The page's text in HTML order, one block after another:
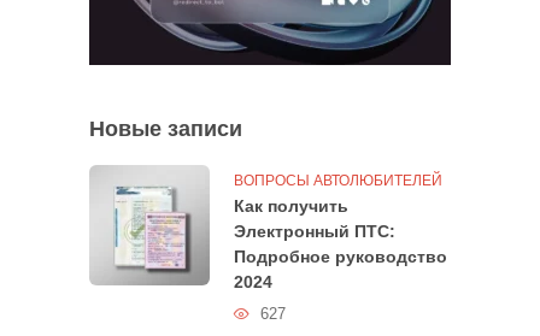
Новые записи
ВОПРОСЫ АВТОЛЮБИТЕЛЕЙ
Как получить
Электронный ПТС:
Подробное руководство
2024
627